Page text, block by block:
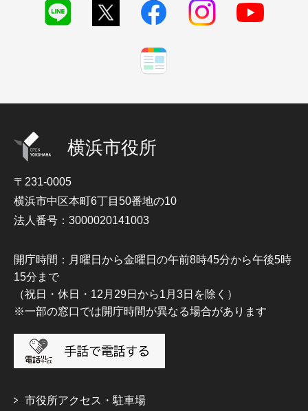
横浜市役所
〒231-0005
横浜市中区本町6丁目50番地の10
法人番号：3000020141003
開庁時間：月曜日から金曜日の午前8時45分から午後5時
15分まで
（祝日・休日・12月29日から1月3日を除く）
※一部の窓口では開庁時間が異なる場合があります
市役所アクセス・駐車場